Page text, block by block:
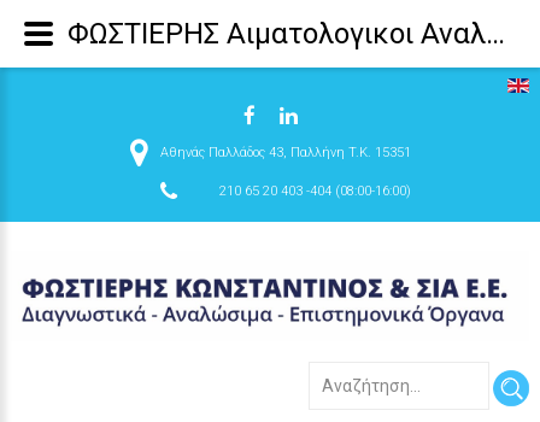
Αθηνάς Παλλάδος 43, Παλλήνη T.K. 15351
210 65 20 403 -404 (08:00-16:00)
ΦΩΣΤΙΕΡΗΣ Αιματολογικοι Αναλυτες, Βιοχημικοι Αναλυτες, Προθρομβινομετρα, Κτηνιατρικοι Αναλυτες, Αναλωσιμα μικροβιολογικου εργαστηριου, δημιουργια μικροβιολογικου εργαστηριου - Βιοχημικοί Αναλυτές